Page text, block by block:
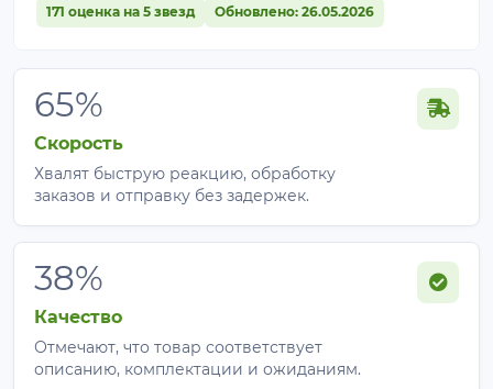
171 оценка на 5 звезд Обновлено: 26.05.2026
65%
Скорость
Хвалят быструю реакцию, обработку
заказов и отправку без задержек.
38%
Качество
Отмечают, что товар соответствует
описанию, комплектации и ожиданиям.